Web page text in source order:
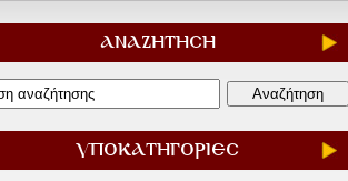
ΑΝΑΖΗΤΗΣΗ
ΥΠΟΚΑΤΗΓΟΡΙΕΣ